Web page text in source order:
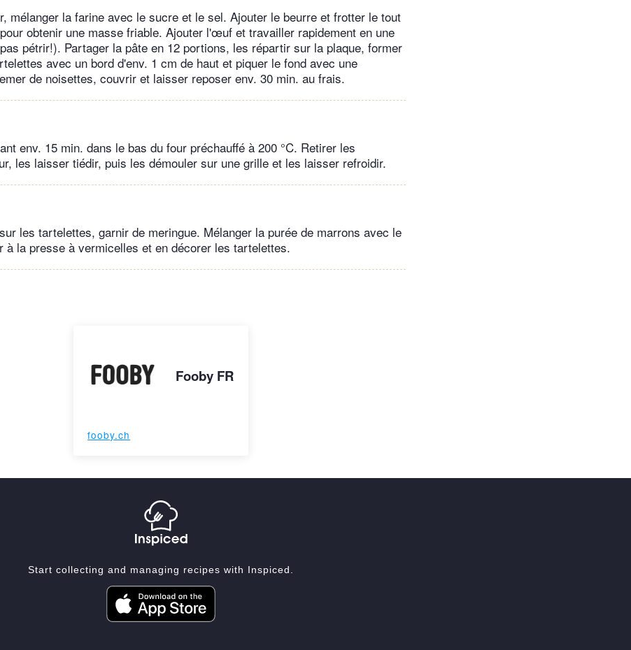
mélanger la farine avec le sucre et le sel. Ajouter le beurre et frotter le tout
obtenir une masse friable. Ajouter l'œuf et travailler rapidement en une
pétrir!). Partager la pâte en 12 portions, les répartir sur la plaque, former
avec un bord d'env. 1 cm de haut et piquer le fond avec une
de noisettes, couvrir et laisser reposer env. 30 min. au frais.
env. 15 min. dans le bas du four préchauffé à 200 °C. Retirer les
les laisser tiédir, puis les démouler sur une grille et les laisser refroidir.
les tartelettes, garnir de meringue. Mélanger la purée de marrons avec le
à la presse à vermicelles et en décorer les tartelettes.
Fooby FR
fooby.ch
Start collecting and managing recipes with Inspiced.